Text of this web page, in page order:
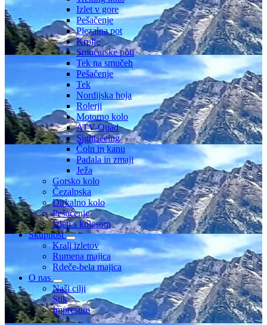
Izlet v gore
Pešačenje
Plezalna pot
Krplje
Smučarske poti
Tek na smučeh
Pešačenje
Tek
Nordijska hoja
Rolerji
Motorno kolo
ATV-Quad
Sightseeing
Čoln in kanu
Padala in zmaji
Ježa
Gorsko kolo
Čezalpska
Dirkalno kolo
Pešačenje
Izleti s kolesom
Skupnost
Kralj izletov
Rumena majica
Rdeče-bela majica
O nas
Naši cilji
Stik
Impresum